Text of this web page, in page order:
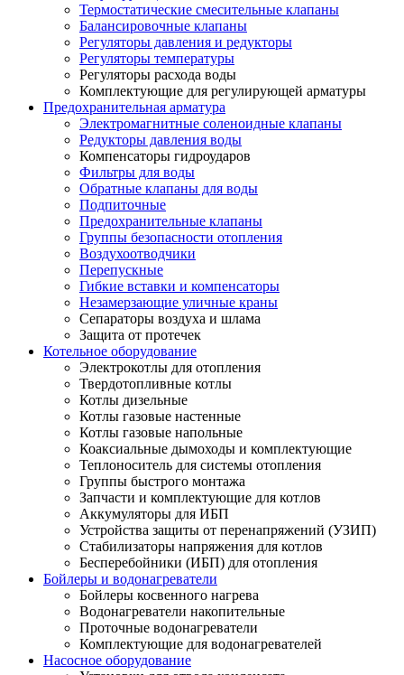
Термостатические смесительные клапаны
Балансировочные клапаны
Регуляторы давления и редукторы
Регуляторы температуры
Регуляторы расхода воды
Комплектующие для регулирующей арматуры
Предохранительная арматура
Электромагнитные соленоидные клапаны
Редукторы давления воды
Компенсаторы гидроударов
Фильтры для воды
Обратные клапаны для воды
Подпиточные
Предохранительные клапаны
Группы безопасности отопления
Воздухоотводчики
Перепускные
Гибкие вставки и компенсаторы
Незамерзающие уличные краны
Сепараторы воздуха и шлама
Защита от протечек
Котельное оборудование
Электрокотлы для отопления
Твердотопливные котлы
Котлы дизельные
Котлы газовые настенные
Котлы газовые напольные
Коаксиальные дымоходы и комплектующие
Теплоноситель для системы отопления
Группы быстрого монтажа
Запчасти и комплектующие для котлов
Аккумуляторы для ИБП
Устройства защиты от перенапряжений (УЗИП)
Стабилизаторы напряжения для котлов
Бесперебойники (ИБП) для отопления
Бойлеры и водонагреватели
Бойлеры косвенного нагрева
Водонагреватели накопительные
Проточные водонагреватели
Комплектующие для водонагревателей
Насосное оборудование